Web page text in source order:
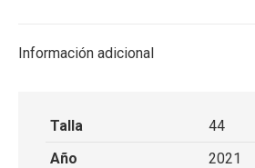
Información adicional
Talla
44
Año
2021